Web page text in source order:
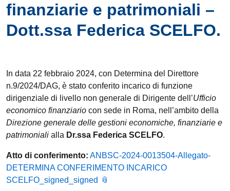
finanziarie e patrimoniali –
Dott.ssa Federica SCELFO.
In data 22 febbraio 2024, con Determina del Direttore
n.9/2024/DAG, è stato conferito incarico di funzione
dirigenziale di livello non generale di Dirigente dell’Ufficio
economico finanziario con sede in Roma, nell’ambito della
Direzione generale delle gestioni economiche, finanziarie e
patrimoniali alla Dr.ssa Federica SCELFO.
Atto di conferimento: ANBSC-2024-0013504-Allegato-
DETERMINA CONFERIMENTO INCARICO
SCELFO_signed_signed